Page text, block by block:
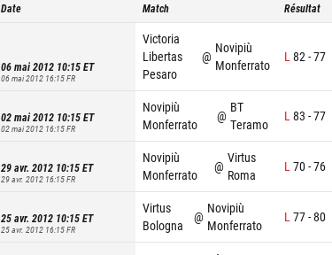
Date Match Résultat
06 mai 2012 10:15ET
06 mai 2012 16:15FR
Victoria
Libertas
Pesaro
@
Novipiù
Monferrato
L82-77
02 mai 2012 10:15ET
02 mai 2012 16:15FR
Novipiù
Monferrato
@
BT
Teramo
L83 -77
29 avr. 2012 10:15ET
29 avr. 2012 16:15FR
Novipiù
Monferrato
@
Virtus
Roma
L70-76
25 avr. 2012 10:15ET
25 avr. 2012 16:15FR
Virtus
Bologna
@
Novipiù
Monferrato
L77-80